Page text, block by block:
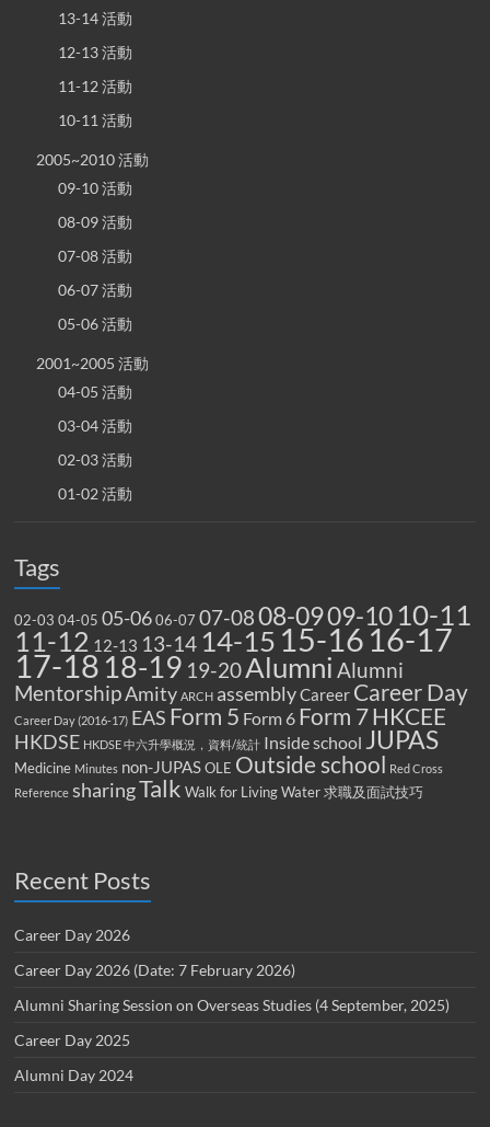
13-14 活動
12-13 活動
11-12 活動
10-11 活動
2005~2010 活動
09-10 活動
08-09 活動
07-08 活動
06-07 活動
05-06 活動
2001~2005 活動
04-05 活動
03-04 活動
02-03 活動
01-02 活動
Tags
02-03 04-05 05-06 06-07 07-0808-0909-10 10-11
11-12 12-13 13-14 14-15 15-16 16-17
17-18 18-19 19-20Alumni Alumni
MentorshipAmity ARCH assemblyCareer Career Day
Career Day (2016-17) EAS Form 5 Form 6 Form 7HKCEE
HKDSE HKDSE 中六升學概況，資料/統計 Inside school JUPAS
Medicine Minutes non-JUPAS OLE Outside school Red Cross
Reference sharingTalk Walk for Living Water 求職及面試技巧
Recent Posts
Career Day 2026
Career Day 2026 (Date: 7 February 2026)
Alumni Sharing Session on Overseas Studies (4 September, 2025)
Career Day 2025
Alumni Day 2024